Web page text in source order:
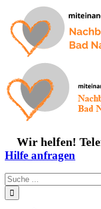
Inhalt
springen
Wir helfen!
Hilfe anfragen
Suche
nach: